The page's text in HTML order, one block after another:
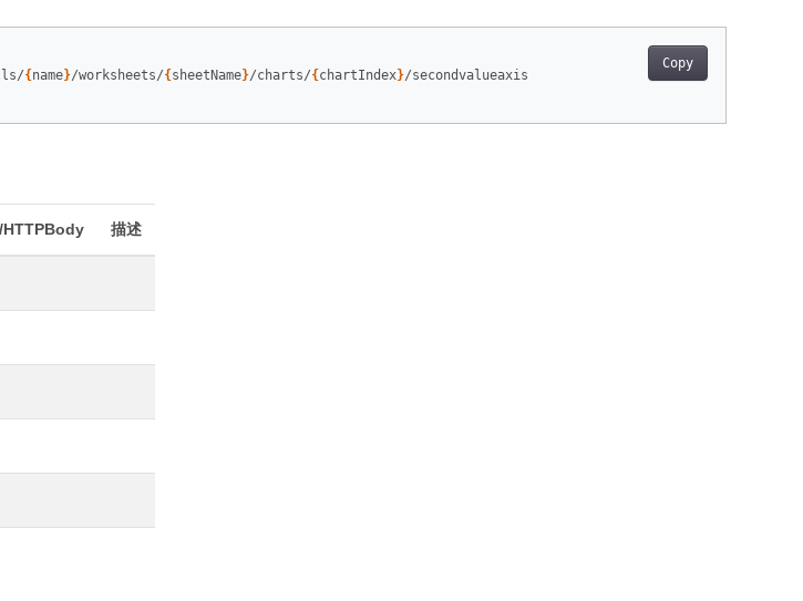
Copy
{ name}/worksheets/{ sheetName}/charts/{ chartIndex}/secondvalueaxis
HTTPBody 描述